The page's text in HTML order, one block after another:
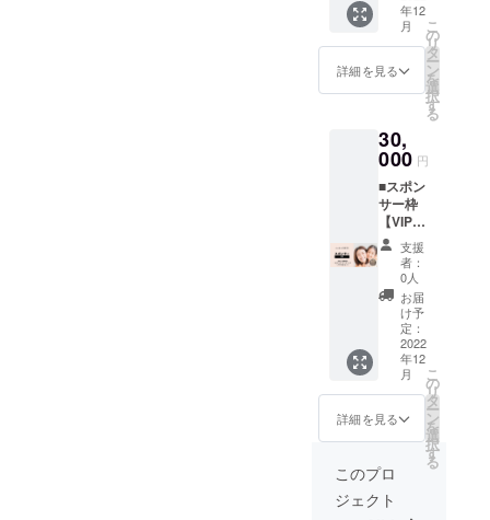
て頂き
ます。
ア、支
援・個
別指導
(子ど
イベン
トは ○
体が喜
ぶ家庭
料理作
り、試
食会 ○
農業体
験(野菜
作り、
花苗作
り、苔
玉作り)
○リンパ
マッ
サー
ジ、身
法令
く医療
支援お
待ちし
ており
ます。
お礼の
お手紙
ルと活
動報告
レポー
トA41
枚程度
を送ら
せてい
ただき
ます。
加えて
サポー
ター側
の交流
会及び
打ち合
わせな
どにご
ます。
年12
月
詳細を見る
こ
の
リ
タ
ー
ン
を
選
択
す
る
30,
000 円
■スポン
サー枠
【VIP】
私たち
の活動
を応援
いただ
ける方
からの
ご支援
お待ち
してお
りま
す。 お
礼のお
手紙か
メール
と活動
報告レ
支援
者：
0人
お届
け予
定：
2022
年12
月
詳細を見る
こ
の
リ
タ
ー
ン
を
選
択
す
る
このプロ
ジェクト